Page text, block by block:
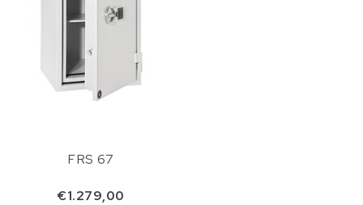
FRS 67
€1.279,00